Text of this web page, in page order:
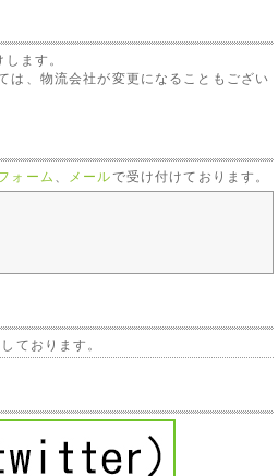
ます。
は、物流会社が変更になることもござい
ォーム メールで受け付けております。
ております。